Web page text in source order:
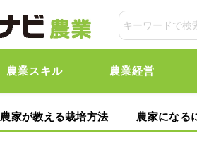
農業スキル 農業経営
農家が教える栽培方法 農家になる